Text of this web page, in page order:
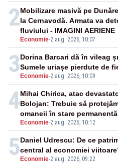
2
Economie-2 aug. 2026, 10:07
Mobilizare masivă pe
la Cernavodă. Armata va
fluviului - IMAGINI AERIENE
3 Economie-2 aug. 2026, 10:09
Dorina Barcari dă în vileag
Sumele uriașe pierdute de
4
Economie-2 aug. 2026, 10:12
Mihai Chirica, atac
Bolojan: Trebuie să
omaneii în stare
5 Economie-2 aug. 2026, 09:22
Daniel Udrescu: De ce
central al economiei